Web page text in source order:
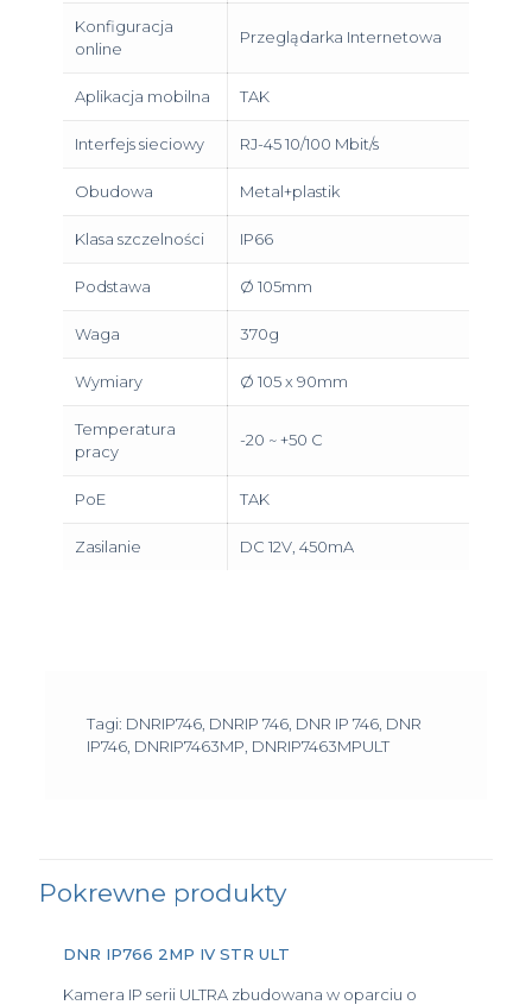
Konfiguracja
online
Przeglądarka Internetowa
Aplikacja mobilna TAK
Interfejs sieciowy RJ-45 10/100 Mbit/s
Obudowa Metal+plastik
Klasa szczelności IP66
Podstawa Ø 105mm
Waga 370g
Wymiary Ø 105 x 90mm
Temperatura
pracy
-20 ~ +50 C
PoE TAK
Zasilanie DC 12V, 450mA
Tagi: DNRIP746, DNRIP 746, DNR IP 746, DNR
IP746, DNRIP7463MP, DNRIP7463MPULT
Pokrewne produkty
DNR IP766 2MP IV STR ULT
Kamera IP serii ULTRA zbudowana w oparciu o